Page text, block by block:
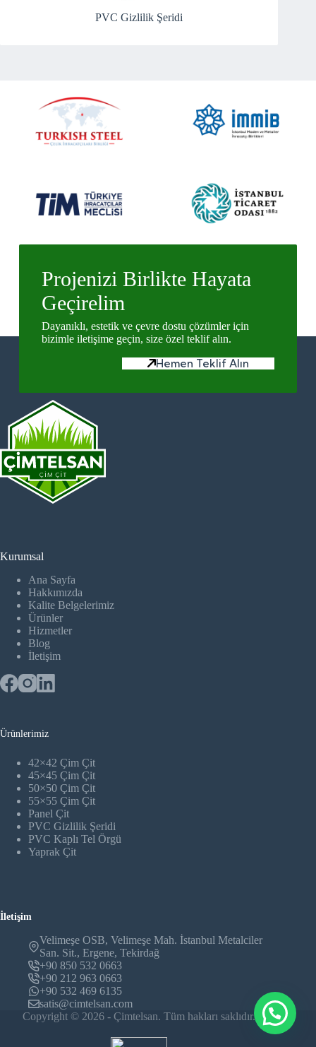
PVC Gizlilik Şeridi
Projenizi Birlikte Hayata
Geçirelim
Dayanıklı, estetik ve çevre dostu çözümler için
bizimle iletişime geçin, size özel teklif alın.
Hemen Teklif Alın
Kurumsal
Ana Sayfa
Hakkımızda
Kalite Belgelerimiz
Ürünler
Hizmetler
Blog
İletişim
Ürünlerimiz
42×42 Çim Çit
45×45 Çim Çit
50×50 Çim Çit
55×55 Çim Çit
Panel Çit
PVC Gizlilik Şeridi
PVC Kaplı Tel Örgü
Yaprak Çit
İletişim
Velimeşe OSB, Velimeşe Mah. İstanbul Metalciler
San. Sit., Ergene, Tekirdağ
+90 850 532 0663
+90 212 963 0663
+90 532 469 6135
satis@cimtelsan.com
Copyright © 2026 - Çimtelsan. Tüm hakları saklıdır.